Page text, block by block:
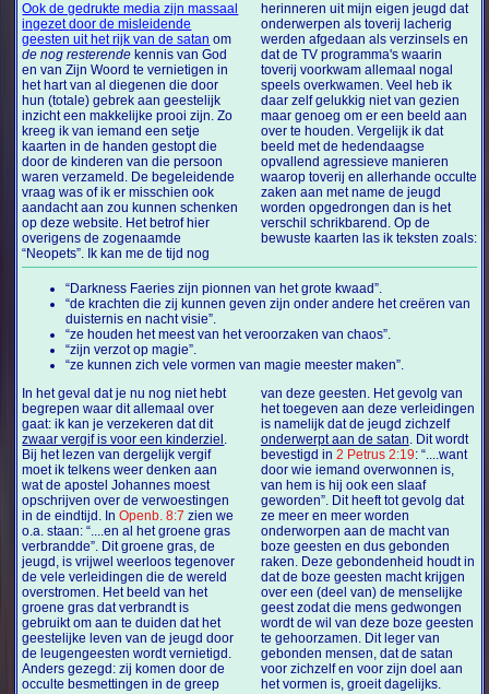
Ook de gedrukte media zijn massaal
ingezet door de misleidende
geesten uit het rijk van de satan om
de nog resterende kennis van God
en van Zijn Woord te vernietigen in
het hart van al diegenen die door
hun (totale) gebrek aan geestelijk
inzicht een makkelijke prooi zijn. Zo
kreeg ik van iemand een setje
kaarten in de handen gestopt die
door de kinderen van die persoon
waren verzameld. De begeleidende
vraag was of ik er misschien ook
aandacht aan zou kunnen schenken
op deze website. Het betrof hier
overigens de zogenaamde
“Neopets”. Ik kan me de tijd nog
herinneren uit mijn eigen jeugd dat
onderwerpen als toverij lacherig
werden afgedaan als verzinsels en
dat de TV programma's waarin
toverij voorkwam allemaal nogal
speels overkwamen. Veel heb ik
daar zelf gelukkig niet van gezien
maar genoeg om er een beeld aan
over te houden. Vergelijk ik dat
beeld met de hedendaagse
opvallend agressieve manieren
waarop toverij en allerhande occulte
zaken aan met name de jeugd
worden opgedrongen dan is het
verschil schrikbarend. Op de
bewuste kaarten las ik teksten zoals:
“Darkness Faeries zijn pionnen van het grote kwaad”.
“de krachten die zij kunnen geven zijn onder andere het creëren van
duisternis en nacht visie”.
“ze houden het meest van het veroorzaken van chaos”.
“zijn verzot op magie”.
“ze kunnen zich vele vormen van magie meester maken”.
In het geval dat je nu nog niet hebt
begrepen waar dit allemaal over
gaat: ik kan je verzekeren dat dit
zwaar vergif is voor een kinderziel .
Bij het lezen van dergelijk vergif
moet ik telkens weer denken aan
wat de apostel Johannes moest
opschrijven over de verwoestingen
in de eindtijd. InOpenb. 8:7 zien we
o.a. staan: “....en al het groene gras
verbrandde”. Dit groene gras, de
jeugd, is vrijwel weerloos tegenover
de vele verleidingen die de wereld
overstromen. Het beeld van het
groene gras dat verbrandt is
gebruikt om aan te duiden dat het
geestelijke leven van de jeugd door
de leugengeesten wordt vernietigd.
Anders gezegd: zij komen door de
occulte besmettingen in de greep
van deze geesten. Het gevolg van
het toegeven aan deze verleidingen
is namelijk dat de jeugd zichzelf
onderwerpt aan de satan. Dit wordt
bevestigd in 2 Petrus 2:19: “....want
door wie iemand overwonnen is,
van hem is hij ook een slaaf
geworden”. Dit heeft tot gevolg dat
ze meer en meer worden
onderworpen aan de macht van
boze geesten en dus gebonden
raken. Deze gebondenheid houdt in
dat de boze geesten macht krijgen
over een (deel van) de menselijke
geest zodat die mens gedwongen
wordt de wil van deze boze geesten
te gehoorzamen. Dit leger van
gebonden mensen, dat de satan
voor zichzelf en voor zijn doel aan
het vormen is, groeit dagelijks.